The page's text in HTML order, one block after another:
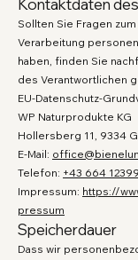
Kontaktdaten
Sollten Sie Fragen
Verarbeitung
haben, finden Sie
des Verantwortlichen
EU-Datenschutz-
WP Naturprodukte KG
Hollersberg 11, 9334
E-Mail:
Telefon: +43 664
Impressum: https://
pressum
Speicherdauer
Dass wir